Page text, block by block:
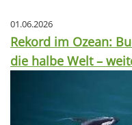
01.06.2026
Rekord im Ozean:
die halbe Welt –